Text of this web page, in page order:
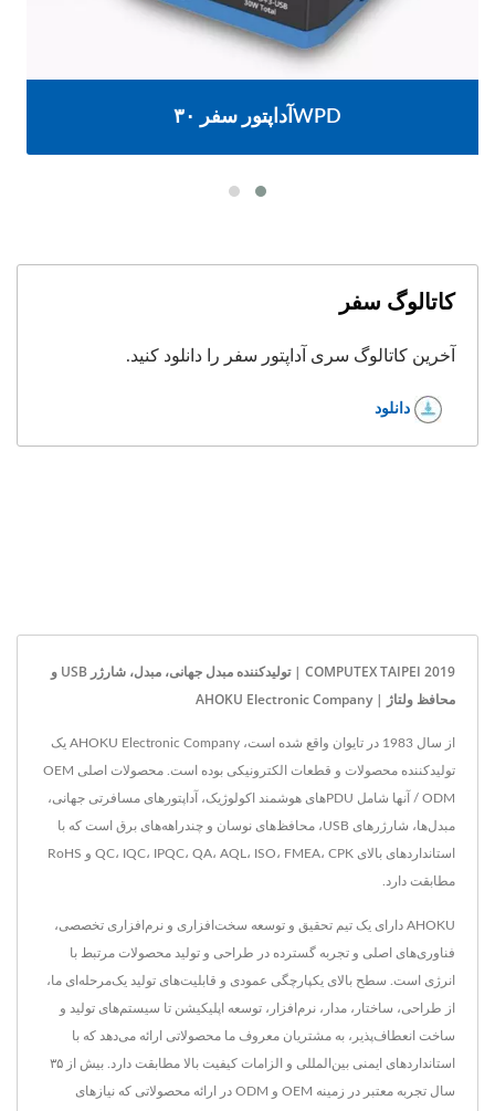
آداپتور سفر ۳۰WPD
کاتالوگ سفر
آخرین کاتالوگ سری آداپتور سفر را دانلود کنید.
دانلود
COMPUTEX TAIPEI 2019 | تولیدکننده مبدل جهانی، مبدل، شارژر USB و
محافظ ولتاژ | AHOKU Electronic Company
از سال 1983 در تایوان واقع شده است، AHOKU Electronic Company یک
تولیدکننده محصولات و قطعات الکترونیکی بوده است. محصولات اصلی OEM
/ ODM آنها شامل PDUهای هوشمند اکولوژیک، آداپتورهای مسافرتی جهانی،
مبدل‌ها، شارژرهای USB، محافظ‌های نوسان و چندراهه‌های برق است که با
استانداردهای بالای QC، IQC، IPQC، QA، AQL، ISO، FMEA، CPK و RoHS
مطابقت دارد.
AHOKU دارای یک تیم تحقیق و توسعه سخت‌افزاری و نرم‌افزاری تخصصی،
فناوری‌های اصلی و تجربه گسترده در طراحی و تولید محصولات مرتبط با
انرژی است. سطح بالای یکپارچگی عمودی و قابلیت‌های تولید یک‌مرحله‌ای ما،
از طراحی، ساختار، مدار، نرم‌افزار، توسعه اپلیکیشن تا سیستم‌های تولید و
ساخت انعطاف‌پذیر، به مشتریان معروف ما محصولاتی ارائه می‌دهد که با
استانداردهای ایمنی بین‌المللی و الزامات کیفیت بالا مطابقت دارد. بیش از ۳۵
سال تجربه معتبر در زمینه OEM و ODM در ارائه محصولاتی که نیازهای